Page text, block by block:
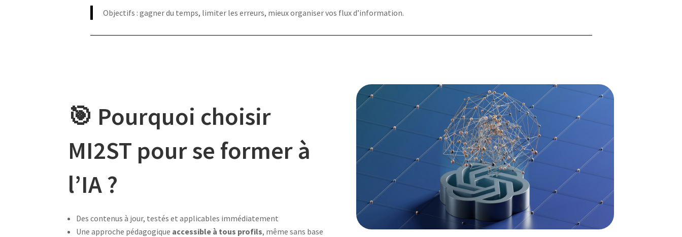
Objectifs : gagner du temps, limiter les erreurs, mieux organiser vos flux d’information.
🎯 Pourquoi choisir
MI2ST pour se former à
l’IA ?
Des contenus à jour, testés et applicables immédiatement
Une approche pédagogique accessible à tous profils, même sans base